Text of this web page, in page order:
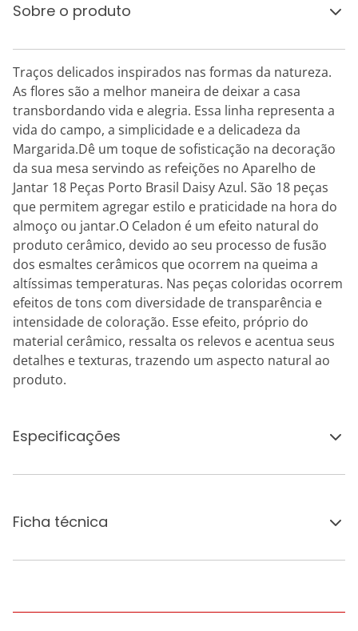
Sobre o produto
Traços delicados inspirados nas formas da natureza.
As flores são a melhor maneira de deixar a casa
transbordando vida e alegria. Essa linha representa a
vida do campo, a simplicidade e a delicadeza da
Margarida.Dê um toque de sofisticação na decoração
da sua mesa servindo as refeições no Aparelho de
Jantar 18 Peças Porto Brasil Daisy Azul. São 18 peças
que permitem agregar estilo e praticidade na hora do
almoço ou jantar.O Celadon é um efeito natural do
produto cerâmico, devido ao seu processo de fusão
dos esmaltes cerâmicos que ocorrem na queima a
altíssimas temperaturas. Nas peças coloridas ocorrem
efeitos de tons com diversidade de transparência e
intensidade de coloração. Esse efeito, próprio do
material cerâmico, ressalta os relevos e acentua seus
detalhes e texturas, trazendo um aspecto natural ao
produto.
Especificações
Ficha técnica